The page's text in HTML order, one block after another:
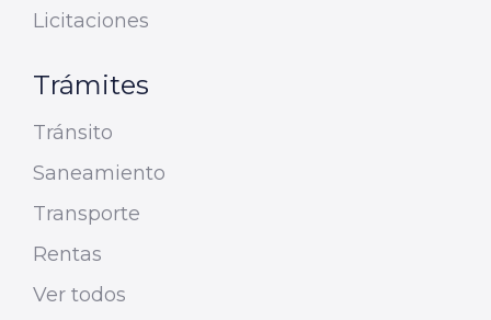
Licitaciones
Trámites
Tránsito
Saneamiento
Transporte
Rentas
Ver todos